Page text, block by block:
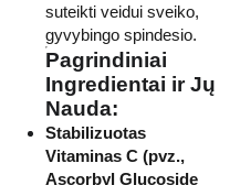
suteikti veidui sveiko,
gyvybingo spindesio.
Pagrindiniai
Ingredientai ir Jų
Nauda:
Stabilizuotas
Vitaminas C (pvz.,
Ascorbyl Glucoside